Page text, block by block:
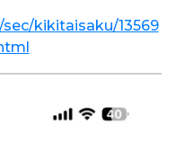
kikitaisaku/13569